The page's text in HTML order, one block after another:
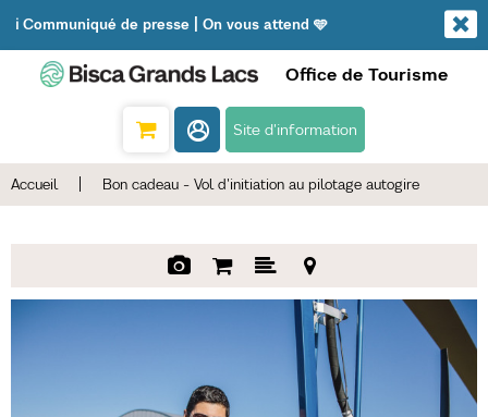
ℹ️ Communiqué de presse | On vous attend 🩵
Office de Tourisme
Site d'information
Accueil Bon cadeau - Vol d'initiation au pilotage autogire